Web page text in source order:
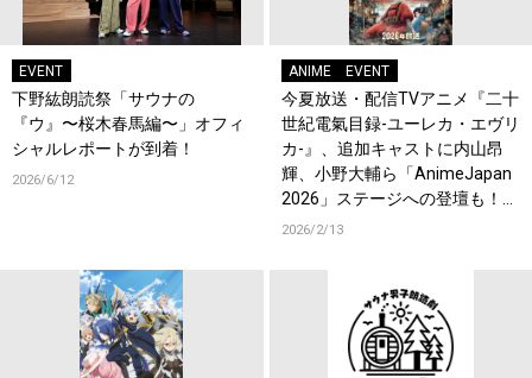
EVENT
下野紘朗読祭「サウナの
『ウ』〜桜木春馬編〜」オフィ
シャルレポートが到着！
2026/6/12
ANIME EVENT
今夏放送・配信TVアニメ『二十
世紀電氣目録-ユーレカ・エヴリ
カ-』、追加キャストに内山昂
輝、小野大輔ら「AnimeJapan
2026」ステージへの登壇も！コ
メントも到着！
2026/2/13